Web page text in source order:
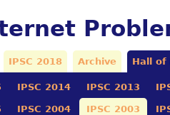
IPSC 2018 Archive Hall of
IPSC 2014 IPSC 2013
IPSC 2004 IPSC 2003